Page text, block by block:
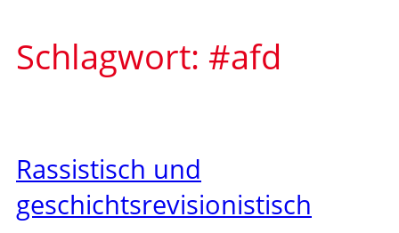
Schlagwort: #afd
Rassistisch und
geschichtsrevisionistisch